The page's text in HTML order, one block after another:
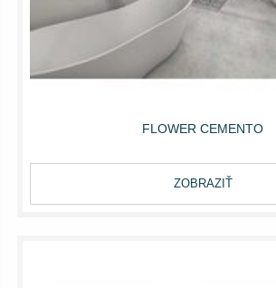
FLOWER CEMENTO
ZOBRAZIŤ